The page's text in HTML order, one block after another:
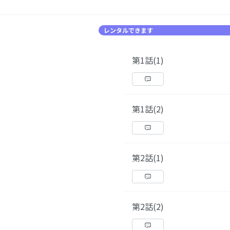
レンタルできます
第1話(1)
第1話(2)
第2話(1)
第2話(2)